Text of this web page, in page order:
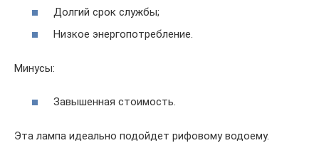
Долгий срок службы;
Низкое энергопотребление.
Минусы:
Завышенная стоимость.
Эта лампа идеально подойдет рифовому водоему.